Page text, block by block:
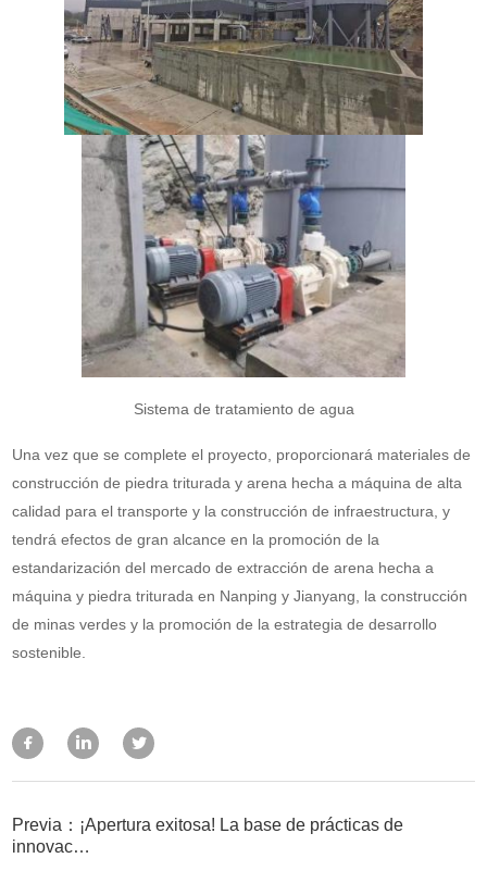
Sistema de tratamiento de agua
Una vez que se complete el proyecto, proporcionará materiales de
construcción de piedra triturada y arena hecha a máquina de alta
calidad para el transporte y la construcción de infraestructura, y
tendrá efectos de gran alcance en la promoción de la
estandarización del mercado de extracción de arena hecha a
máquina y piedra triturada en Nanping y Jianyang, la construcción
de minas verdes y la promoción de la estrategia de desarrollo
sostenible.
Previa：¡Apertura exitosa! La base de prácticas de
innovac…